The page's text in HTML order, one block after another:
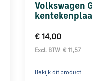
Volkswagen
€ 14,00
Excl. BTW: € 11,57
Bekijk dit product